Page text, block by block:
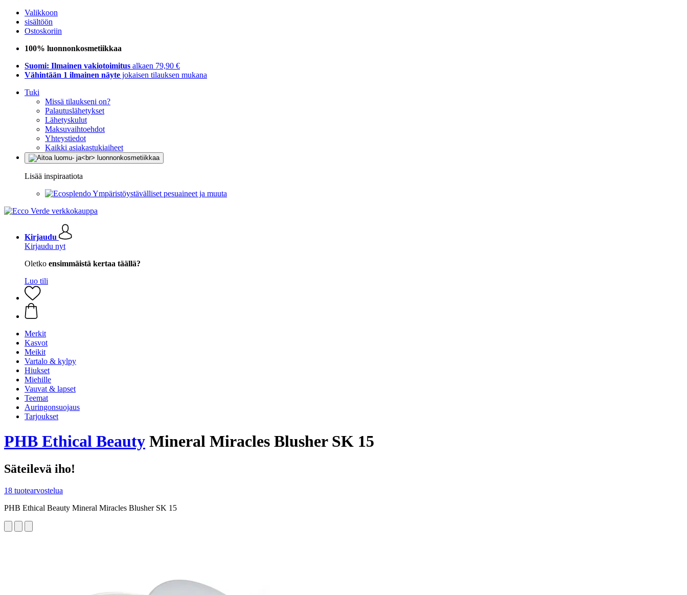
Valikkoon
sisältöön
Ostoskoriin
100% luonnonkosmetiikkaa
Suomi: Ilmainen vakiotoimitus alkaen 79,90 €
Vähintään 1 ilmainen näyte jokaisen tilauksen mukana
Tuki
Missä tilaukseni on?
Palautuslähetykset
Lähetyskulut
Maksuvaihtoehdot
Yhteystiedot
Kaikki asiakastukiaiheet
Lisää inspiraatiota
Ympäristöystävälliset pesuaineet ja muuta
Kirjaudu
Kirjaudu nyt
Oletko ensimmäistä kertaa täällä?
Luo tili
Merkit
Kasvot
Meikit
Vartalo & kylpy
Hiukset
Miehille
Vauvat & lapset
Teemat
Auringonsuojaus
Tarjoukset
PHB Ethical Beauty Mineral Miracles Blusher SK 15
Säteilevä iho!
18 tuotearvostelua
PHB Ethical Beauty Mineral Miracles Blusher SK 15